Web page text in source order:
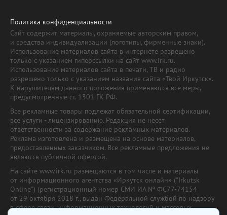
Политика конфиденциальности
Сайт содержит материалы, охраняемые авторским правом,
и средства индивидуализации (логотипы, фирменные знаки).
Использование материалов сайта в интернете разрешено
только с указанием гиперссылки на сайт www.irk.ru.
Использование материалов сайта в печати, ТВ и радио
разрешено только с указанием названия сайта «Твой Иркутск».
К нарушителям данного положения применяются все меры,
предусмотренные ст. 1301 ГК РФ.
Все рекламные товары подлежат обязательной сертификации,
все услуги - лицензированию. Редакция не несет
ответственности за содержание рекламных материалов.
Реклама изготовлена и размещена на основе материалов,
предоставленных заказчиком. Все рекламные предложения не
являются публичной офертой.
На сайте www.irk.ru размещаются в том числе и материалы
от информационного агентства «Иркутск онлайн» ("Irkutsk
Online") (регистрационный номер СМИ ИА № ФС77-74154
от 29 октября 2018 г., выдан Федеральной службой по надзору
в сфере связи, информационных технологий и массовых